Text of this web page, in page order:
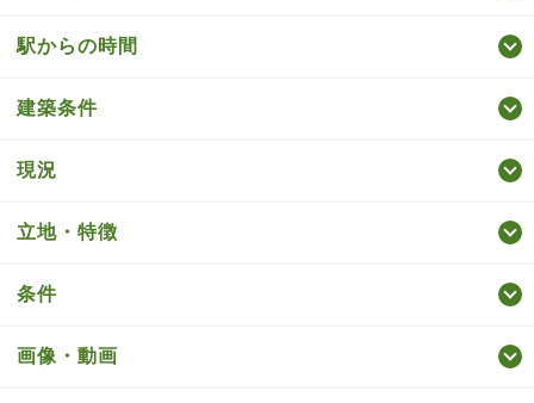
駅からの時間
建築条件
現況
立地・特徴
条件
画像・動画